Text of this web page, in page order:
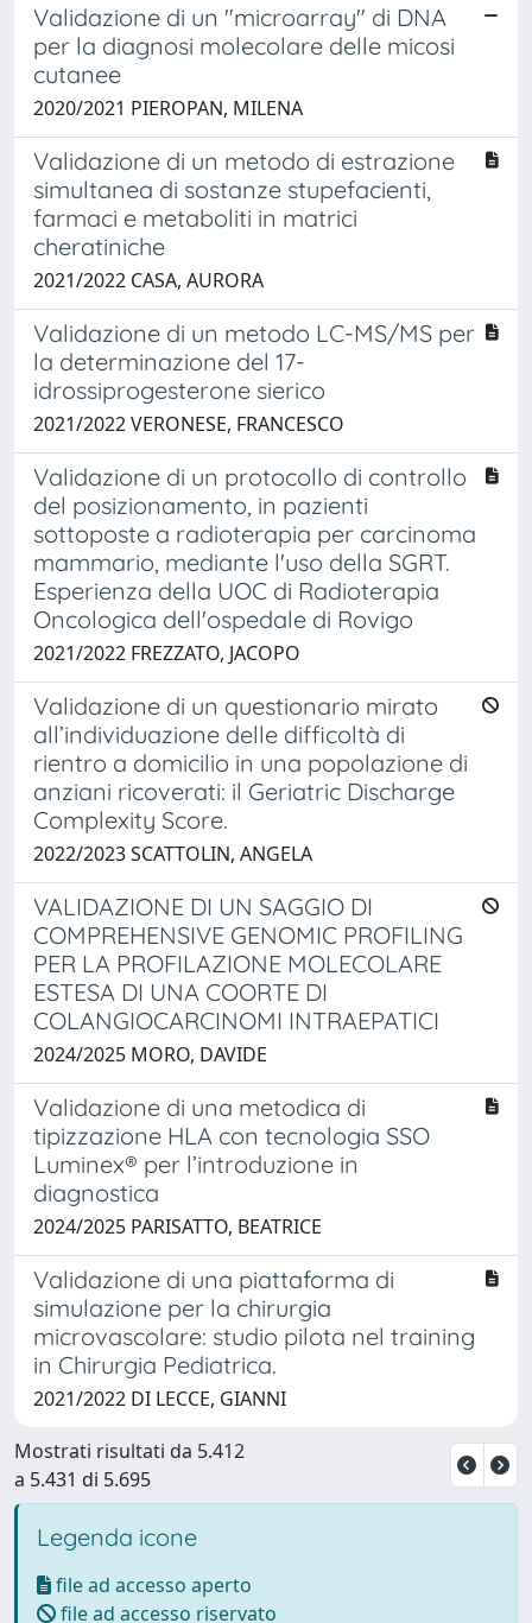
Validazione di un "microarray" di DNA
per la diagnosi molecolare delle micosi
cutanee
2020/2021 PIEROPAN, MILENA
Validazione di un metodo di estrazione
simultanea di sostanze stupefacienti,
farmaci e metaboliti in matrici
cheratiniche
2021/2022 CASA, AURORA
Validazione di un metodo LC-MS/MS per
la determinazione del 17-
idrossiprogesterone sierico
2021/2022 VERONESE, FRANCESCO
Validazione di un protocollo di controllo
del posizionamento, in pazienti
sottoposte a radioterapia per carcinoma
mammario, mediante l'uso della SGRT.
Esperienza della UOC di Radioterapia
Oncologica dell'ospedale di Rovigo
2021/2022 FREZZATO, JACOPO
Validazione di un questionario mirato
all’individuazione delle difficoltà di
rientro a domicilio in una popolazione di
anziani ricoverati: il Geriatric Discharge
Complexity Score.
2022/2023 SCATTOLIN, ANGELA
VALIDAZIONE DI UN SAGGIO DI
COMPREHENSIVE GENOMIC PROFILING
PER LA PROFILAZIONE MOLECOLARE
ESTESA DI UNA COORTE DI
COLANGIOCARCINOMI INTRAEPATICI
2024/2025 MORO, DAVIDE
Validazione di una metodica di
tipizzazione HLA con tecnologia SSO
Luminex® per l’introduzione in
diagnostica
2024/2025 PARISATTO, BEATRICE
Validazione di una piattaforma di
simulazione per la chirurgia
microvascolare: studio pilota nel training
in Chirurgia Pediatrica.
2021/2022 DI LECCE, GIANNI
Mostrati risultati da 5.412
a 5.431 di 5.695
Legenda icone
file ad accesso aperto
file ad accesso riservato